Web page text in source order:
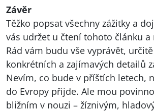
Závěr
Těžko popsat všechny zážitky a
vás udržet u čtení tohoto článku a
Rád vám budu vše vyprávět,
konkrétních a zajímavých detailů
Nevím, co bude v příštích letech,
do Evropy přijde. Ale mou
bližním v nouzi – žíznivým,